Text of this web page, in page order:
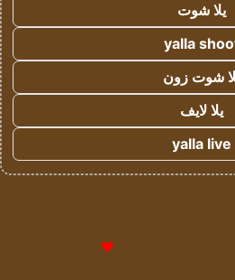
يلا شوت
yalla
شوت زون
يلا لايف
yalla live